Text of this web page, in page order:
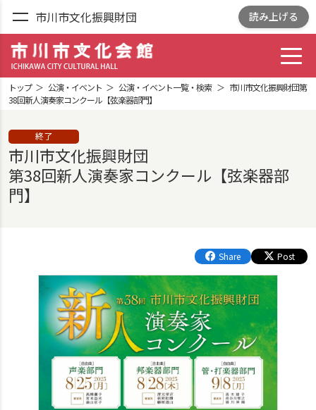
市川市文化振興財団 読み上げる
ICHIKAWA CITY
トップ 公演・イベント 公演・イベント一覧・検索
市川市文化振興財団第
38回新人演奏家コンクール【弦楽器部門】
終了
市川市文化振興財団
第38回新人演奏家コンクール【弦楽器部
門】
Share Post